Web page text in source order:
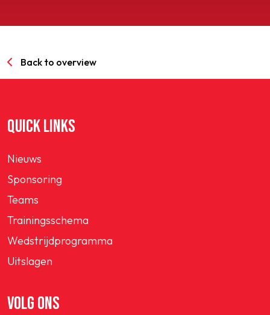
Back to overview
QUICK LINKS
Nieuws
Sponsoring
Teams
Trainingsschema
Wedstrijdprogramma
Uitslagen
VOLG ONS